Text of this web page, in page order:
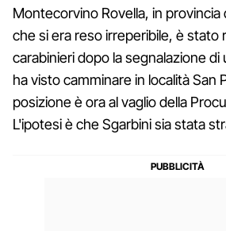
Montecorvino Rovella, in provincia
che si era reso irreperibile, è stato
carabinieri dopo la segnalazione
ha visto camminare in località San
posizione è ora al vaglio della
L'ipotesi è che Sgarbini sia stata